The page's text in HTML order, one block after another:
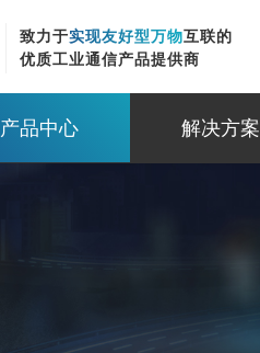
致力于实现友好型万物互联的
优质工业通信产品提供商
产品中心 解决方案